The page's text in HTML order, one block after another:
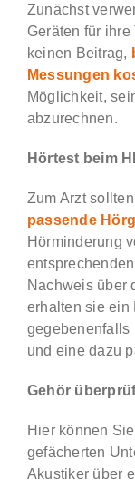
Zunächst
Geräten für ihre
keinen Beitrag,
Messungen
Möglichkeit,
abzurechnen.
Hörtest beim
Zum Arzt
passende
Hörminderung
Nachweis über
erhalten sie ein
gegebenenfalls
und eine dazu
Gehör
Hier können
gefächerten
Akustiker über